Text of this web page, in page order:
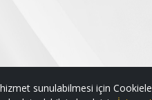
sunulabilmesi için